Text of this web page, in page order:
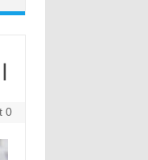
0 Comment